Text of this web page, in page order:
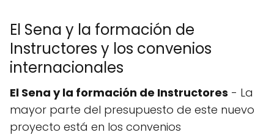
El Sena y la formación de
Instructores y los convenios
internacionales
El Sena y la formación de Instructores - La
mayor parte del presupuesto de este nuevo
proyecto está en los convenios